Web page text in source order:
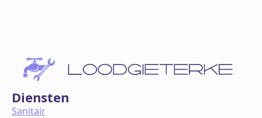
Diensten
Sanitair